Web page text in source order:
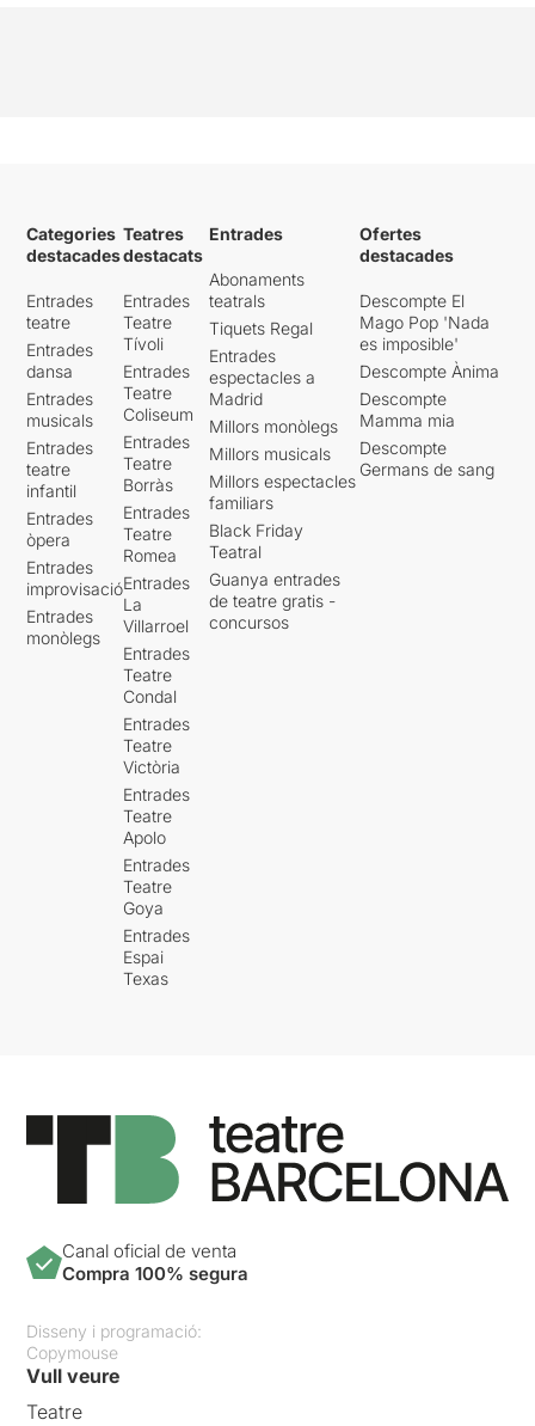
Categories
destacades
Entrades
teatre
Entrades
dansa
Entrades
musicals
Entrades
teatre
infantil
Entrades
òpera
Entrades
improvisació
Entrades
monòlegs
Teatres
destacats
Entrades
Teatre
Tívoli
Entrades
Teatre
Coliseum
Entrades
Teatre
Borràs
Entrades
Teatre
Romea
Entrades
La
Villarroel
Entrades
Teatre
Condal
Entrades
Teatre
Victòria
Entrades
Teatre
Apolo
Entrades
Teatre
Goya
Entrades
Espai
Texas
Entrades
Abonaments
teatrals
Tiquets Regal
Entrades
espectacles a
Madrid
Millors monòlegs
Millors musicals
Millors espectacles
familiars
Black Friday
Teatral
Guanya entrades
de teatre gratis -
concursos
Ofertes
destacades
Descompte El
Mago Pop 'Nada
es imposible'
Descompte Ànima
Descompte
Mamma mia
Descompte
Germans de sang
Canal oficial de venta
Compra 100% segura
Disseny i programació:
Copymouse
Vull veure
Teatre